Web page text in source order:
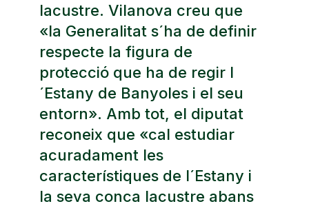
lacustre. Vilanova creu que
«la Generalitat s´ha de definir
respecte la figura de
protecció que ha de regir l
´Estany de Banyoles i el seu
entorn». Amb tot, el diputat
reconeix que «cal estudiar
acuradament les
característiques de l´Estany i
la seva conca lacustre abans